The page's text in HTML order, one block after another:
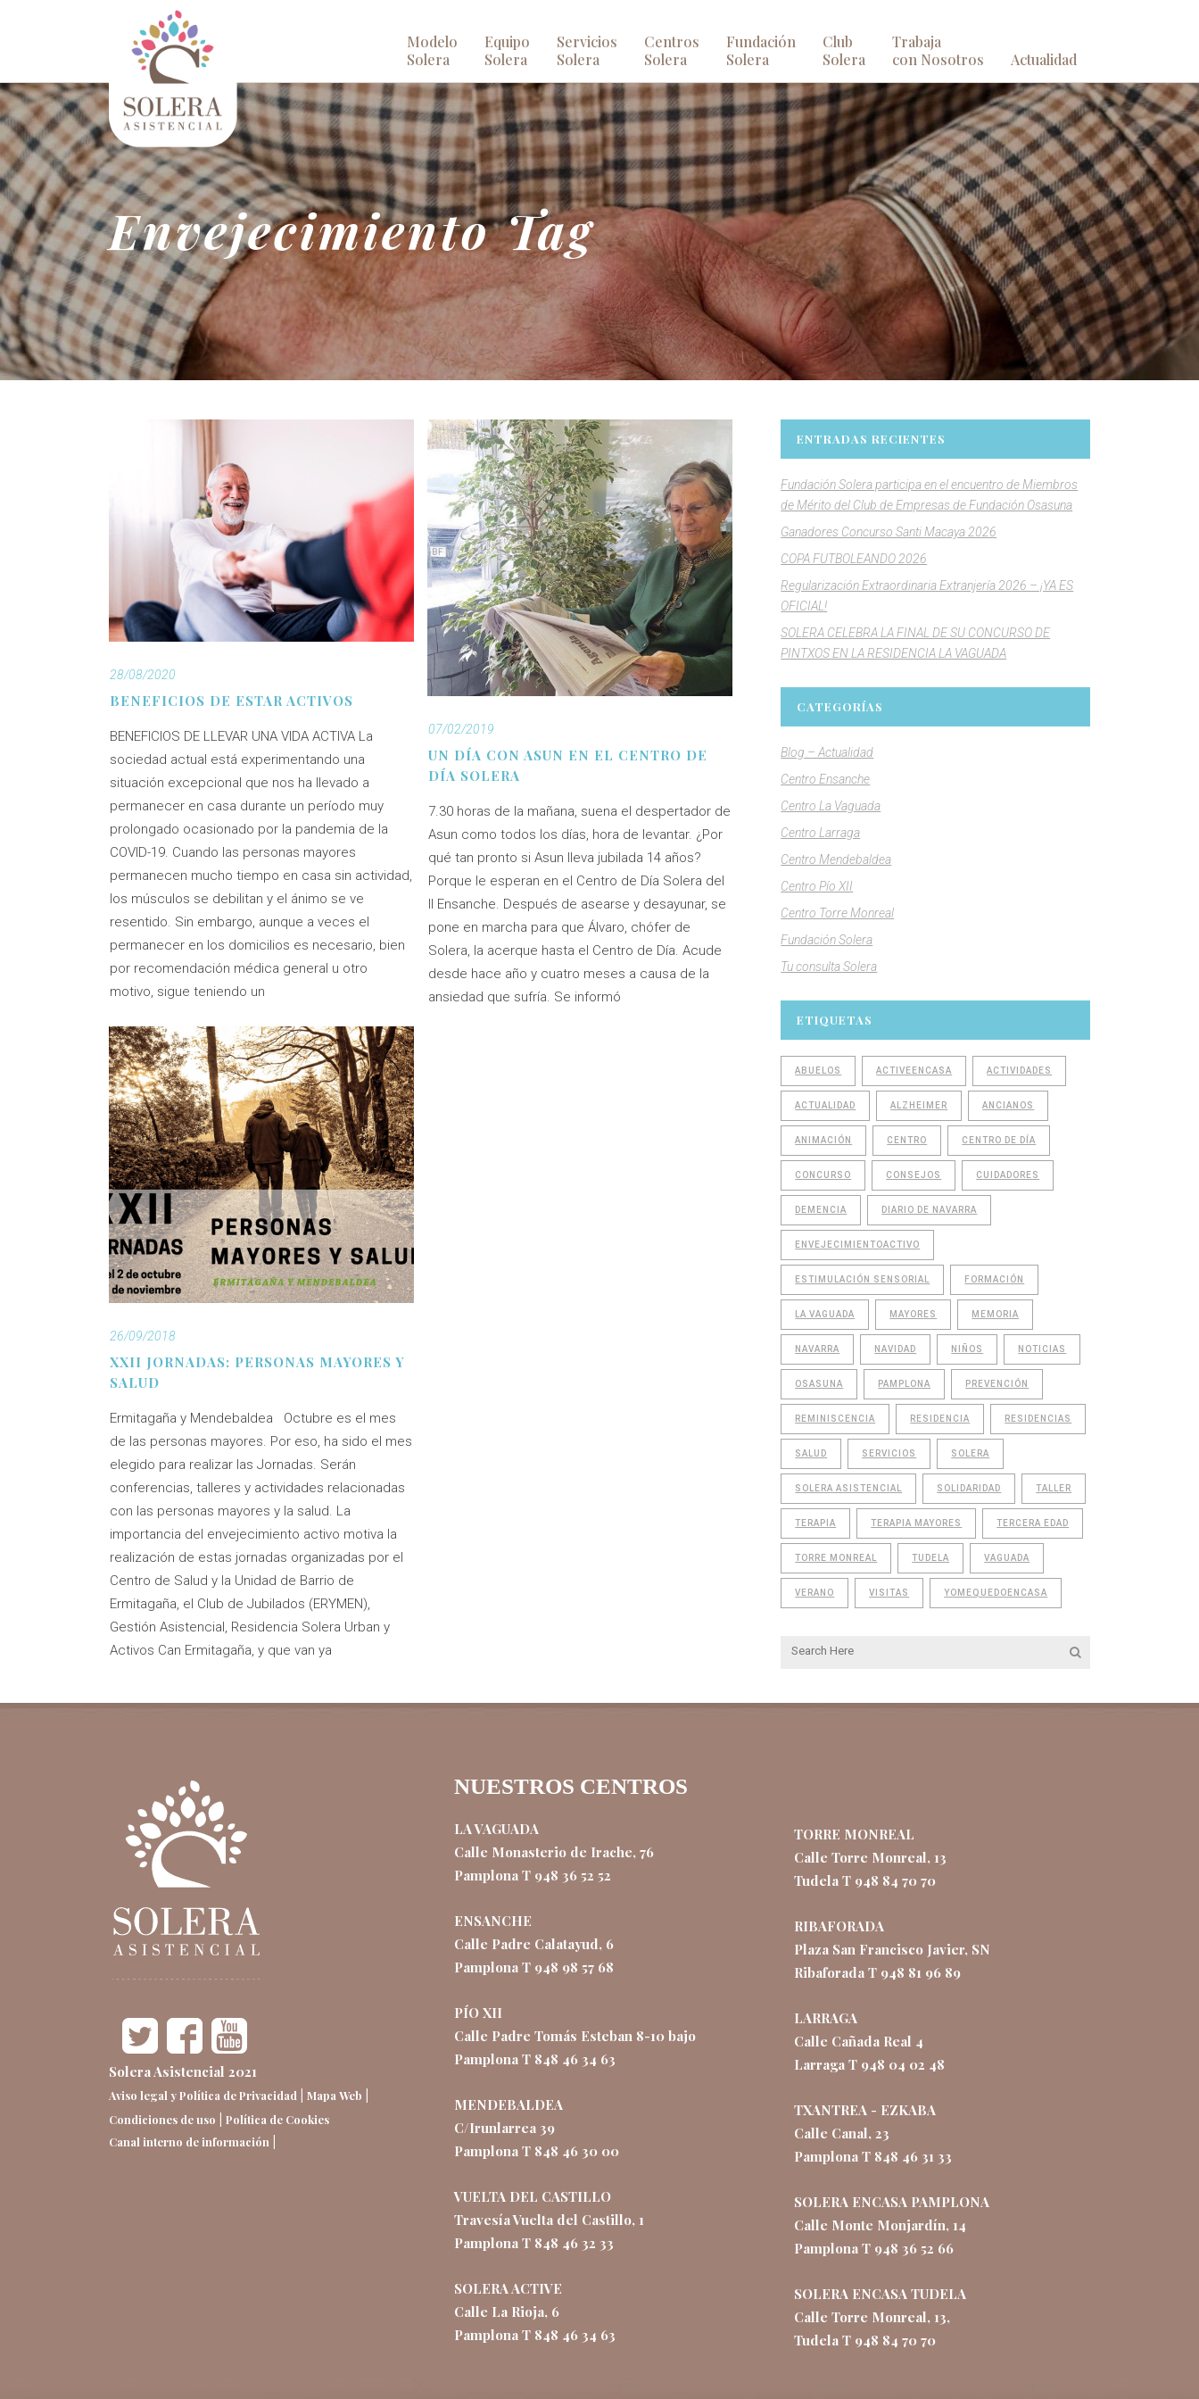
Modelo
Solera
Equipo
Solera
Servicios
Solera
Centros
Solera
Fundación
Solera
Club
Solera
Trabaja
con Nosotros
Actualidad
Envejecimiento Tag
28/08/2020
BENEFICIOS DE ESTAR ACTIVOS
BENEFICIOS DE LLEVAR UNA VIDA ACTIVA La
sociedad actual está experimentando una
situación excepcional que nos ha llevado a
permanecer en casa durante un período muy
prolongado ocasionado por la pandemia de la
COVID-19. Cuando las personas mayores
permanecen mucho tiempo en casa sin actividad,
los músculos se debilitan y el ánimo se ve
resentido. Sin embargo, aunque a veces el
permanecer en los domicilios es necesario, bien
por recomendación médica general u otro
motivo, sigue teniendo un
07/02/2019
UN DÍA CON ASUN EN EL CENTRO DE
DÍA SOLERA
7.30 horas de la mañana, suena el despertador de
Asun como todos los días, hora de levantar. ¿Por
qué tan pronto si Asun lleva jubilada 14 años?
Porque le esperan en el Centro de Día Solera del
II Ensanche. Después de asearse y desayunar, se
pone en marcha para que Álvaro, chófer de
Solera, la acerque hasta el Centro de Día. Acude
desde hace año y cuatro meses a causa de la
ansiedad que sufría. Se informó
26/09/2018
XXII JORNADAS: PERSONAS MAYORES Y
SALUD
Ermitagaña y Mendebaldea Octubre es el mes
de las personas mayores. Por eso, ha sido el mes
elegido para realizar las Jornadas. Serán
conferencias, talleres y actividades relacionadas
con las personas mayores y la salud. La
importancia del envejecimiento activo motiva la
realización de estas jornadas organizadas por el
Centro de Salud y la Unidad de Barrio de
Ermitagaña, el Club de Jubilados (ERYMEN),
Gestión Asistencial, Residencia Solera Urban y
Activos Can Ermitagaña, y que van ya
ENTRADAS RECIENTES
Fundación Solera participa en el encuentro de Miembros
de Mérito del Club de Empresas de Fundación Osasuna
Ganadores Concurso Santi Macaya 2026
COPA FUTBOLEANDO 2026
Regularización Extraordinaria Extranjería 2026 – ¡YA ES
OFICIAL!
SOLERA CELEBRA LA FINAL DE SU CONCURSO DE
PINTXOS EN LA RESIDENCIA LA VAGUADA
CATEGORÍAS
Blog – Actualidad
Centro Ensanche
Centro La Vaguada
Centro Larraga
Centro Mendebaldea
Centro Pío XII
Centro Torre Monreal
Fundación Solera
Tu consulta Solera
ETIQUETAS
ABUELOS ACTIVEENCASA ACTIVIDADES
ACTUALIDAD ALZHEIMER ANCIANOS
ANIMACIÓN CENTRO CENTRO DE DÍA
CONCURSO CONSEJOS CUIDADORES
DEMENCIA DIARIO DE NAVARRA
ENVEJECIMIENTOACTIVO
ESTIMULACIÓN SENSORIAL FORMACIÓN
LA VAGUADA MAYORES MEMORIA
NAVARRA NAVIDAD NIÑOS NOTICIAS
OSASUNA PAMPLONA PREVENCIÓN
REMINISCENCIA RESIDENCIA RESIDENCIAS
SALUD SERVICIOS SOLERA
SOLERA ASISTENCIAL SOLIDARIDAD TALLER
TERAPIA TERAPIA MAYORES TERCERA EDAD
TORRE MONREAL TUDELA VAGUADA
VERANO VISITAS YOMEQUEDOENCASA
Solera Asistencial 2021
Aviso legal y Política de Privacidad | Mapa Web |
Condiciones de uso | Política de Cookies
Canal interno de información |
NUESTROS CENTROS
LA VAGUADA
Calle Monasterio de Irache, 76
Pamplona T 948 36 52 52
ENSANCHE
Calle Padre Calatayud, 6
Pamplona T 948 98 57 68
PÍO XII
Calle Padre Tomás Esteban 8-10 bajo
Pamplona T 848 46 34 63
MENDEBALDEA
C/Irunlarrea 39
Pamplona T 848 46 30 00
VUELTA DEL CASTILLO
Travesía Vuelta del Castillo, 1
Pamplona T 848 46 32 33
SOLERA ACTIVE
Calle La Rioja, 6
Pamplona T 848 46 34 63
TORRE MONREAL
Calle Torre Monreal, 13
Tudela T 948 84 70 70
RIBAFORADA
Plaza San Francisco Javier, SN
Ribaforada T 948 81 96 89
LARRAGA
Calle Cañada Real 4
Larraga T 948 04 02 48
TXANTREA - EZKABA
Calle Canal, 23
Pamplona T 848 46 31 33
SOLERA ENCASA PAMPLONA
Calle Monte Monjardín, 14
Pamplona T 948 36 52 66
SOLERA ENCASA TUDELA
Calle Torre Monreal, 13,
Tudela T 948 84 70 70